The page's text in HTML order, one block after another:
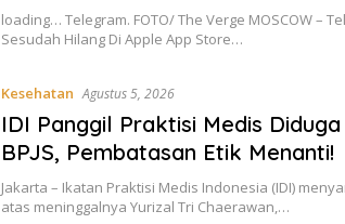
loading… Telegram. FOTO/ The Verge MOSCOW –
Sesudah Hilang Di Apple App Store…
Kesehatan Agustus 5, 2026
IDI Panggil Praktisi Medis
BPJS, Pembatasan Etik Menanti!
Jakarta – Ikatan Praktisi Medis Indonesia (IDI)
atas meninggalnya Yurizal Tri Chaerawan,…